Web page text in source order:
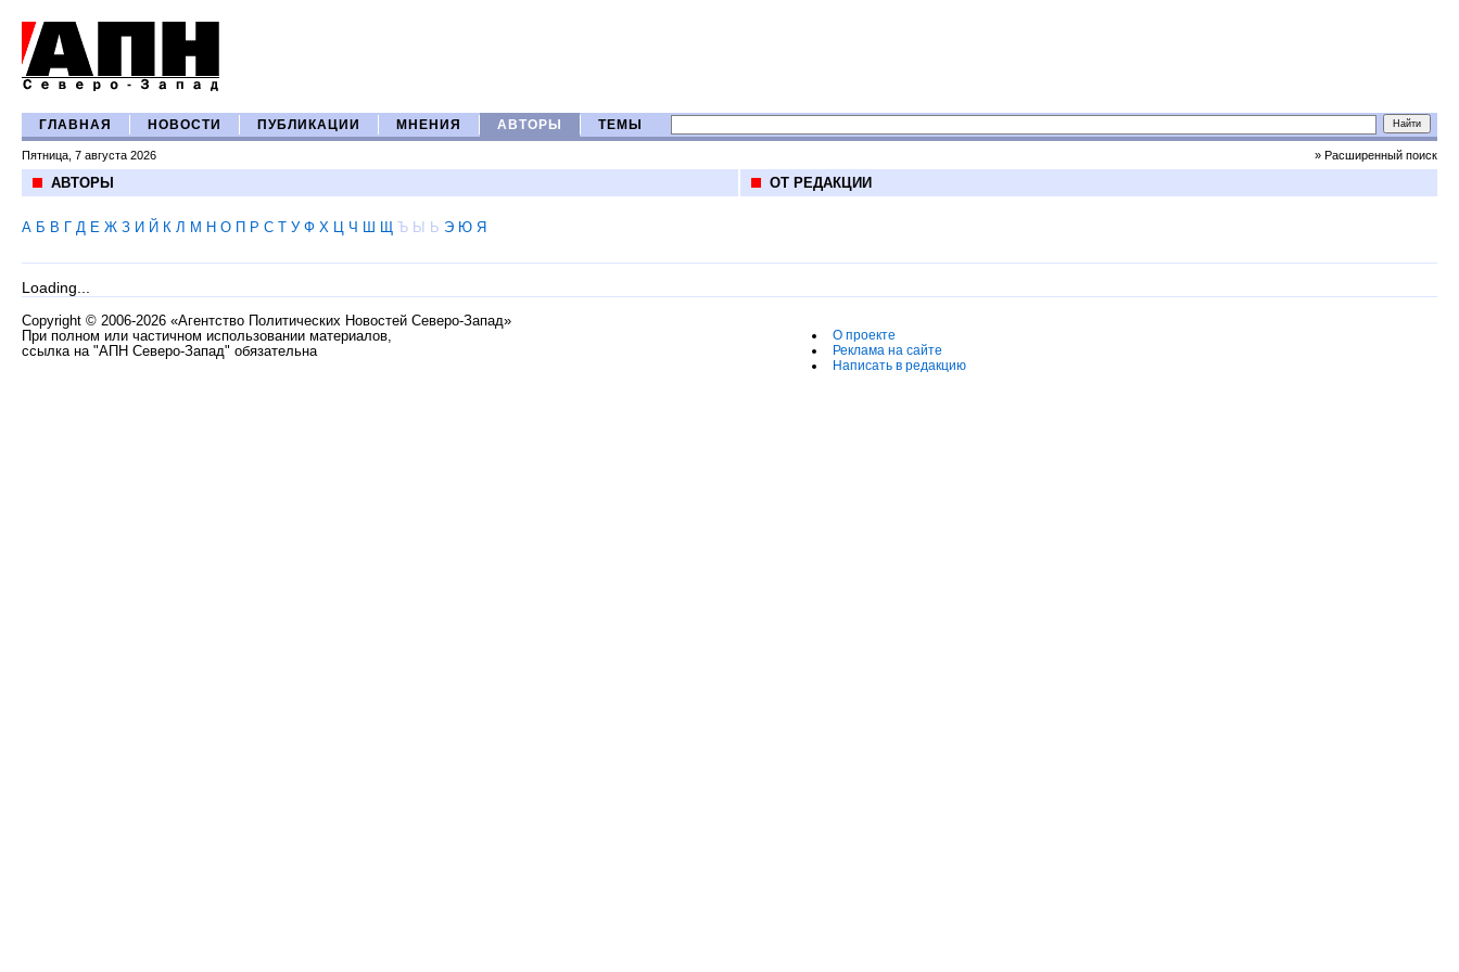
ГЛАВНАЯ НОВОСТИ ПУБЛИКАЦИИ МНЕНИЯ АВТОРЫ ТЕМЫ
Пятница, 7 августа 2026 » Расширенный поиск
АВТОРЫ
А Б В Г Д Е Ж З И Й К Л М Н О П Р С Т У Ф Х Ц Ч Ш Щ Ъ Ы Ь Э Ю Я
ОТ РЕДАКЦИИ
Loading...
Copyright © 2006-2026 «Агентство Политических Новостей Северо-Запад»
При полном или частичном использовании материалов,
ссылка на "АПН Северо-Запад" обязательна
О проекте
Реклама на сайте
Написать в редакцию